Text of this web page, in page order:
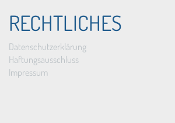
RECHTLICHES
Datenschutzerklärung
Haftungsausschluss
Impressum